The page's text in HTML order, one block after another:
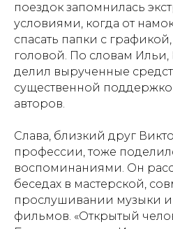
поездок запомнилась
условиями, когда от
спасать папки с
головой. По словам
делил вырученные
существенной
авторов.
Слава, близкий друг
профессии, тоже
воспоминаниями. Он
беседах в мастерской,
прослушивании музыки
фильмов. «Открытый